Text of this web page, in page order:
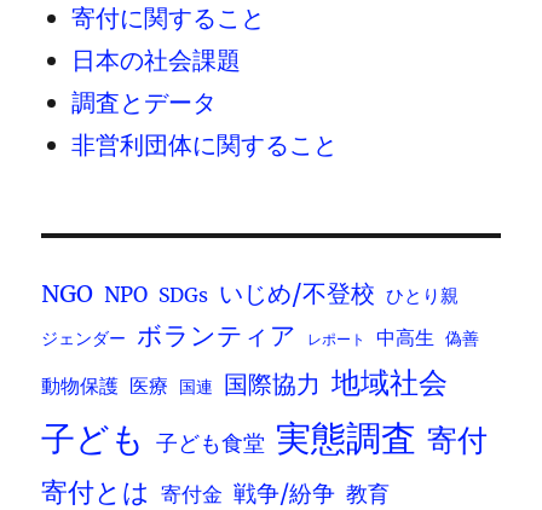
寄付に関すること
日本の社会課題
調査とデータ
非営利団体に関すること
NGO NPO SDGs いじめ/不登校 ひとり親
ジェンダー ボランティア レポート 中高生 偽善
動物保護 医療 国連 国際協力 地域社会
子ども 子ども食堂 実態調査 寄付
寄付とは 寄付金 戦争/紛争 教育